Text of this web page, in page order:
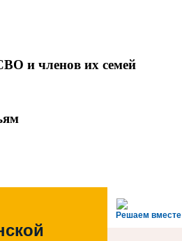
и членов их семей
Решаем вместе